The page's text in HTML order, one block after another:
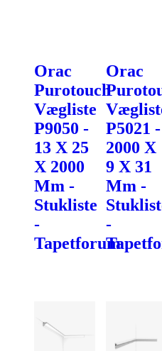
Orac
Purotouch
Vægliste
P9050 -
13 X 25
X 2000
Mm -
Stukliste
-
Tapetforum
Orac
P5021 -
2000 X
9 X 31
Mm -
-